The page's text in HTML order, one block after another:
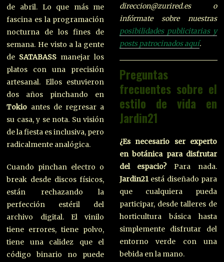
de abril. Lo que más me
fascina es la programación
nocturna de los fines de
semana. He visto a la gente
de SATABASS manejar los
platos con una precisión
artesanal. Ellos estuvieron
dos años pinchando en
Tokio antes de regresar a
su casa, y se nota. Su visión
de la fiesta es inclusiva, pero
radicalmente analógica.
Cuando pinchan electro o
break desde discos físicos,
están rechazando la
perfección estéril del
archivo digital. El vinilo
tiene errores, tiene polvo,
tiene una calidez que el
código binario no puede
direccion@zurired.es o
infórmate sobre nuestras
posibilidades publicitarias y
posts patrocinados aquí.
Preguntas
frecuentes sobre el
estilo de vida en
Jardin21
¿Es necesario ser experto
en botánica para disfrutar
del espacio?Para nada.
Jardin21está diseñado para
que cualquiera pueda
participar, desde talleres de
horticultura básica hasta
simplemente disfrutar del
entorno verde con una
bebida en la mano.